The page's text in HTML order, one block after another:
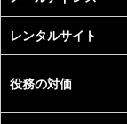
レンタルサイト
役務の対価